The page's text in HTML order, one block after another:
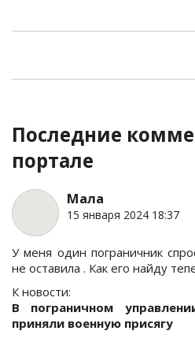
Последние
портале
Мала
15 января 2024 18:37
У меня один пограничник
не оставила . Как его найду
К новости:
В пограничном
приняли военную присягу